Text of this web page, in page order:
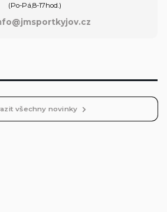
(Po-Pá,8-17hod.)
všechny novinky